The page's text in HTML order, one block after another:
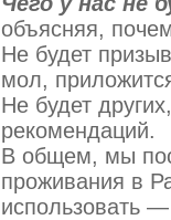
объясняя,
Не будет
мол,
Не будет
рекомендаций.
В общем, мы
проживания в
использовать